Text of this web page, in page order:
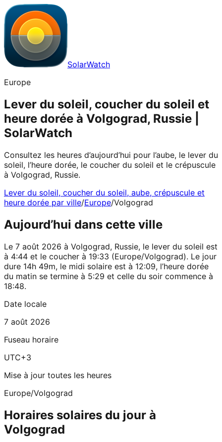
SolarWatch
Europe
Lever du soleil, coucher du soleil et
heure dorée à Volgograd, Russie |
SolarWatch
Consultez les heures d’aujourd’hui pour l’aube, le lever du
soleil, l’heure dorée, le coucher du soleil et le crépuscule
à Volgograd, Russie.
Lever du soleil, coucher du soleil, aube, crépuscule et
heure dorée par ville/Europe/Volgograd
Aujourd’hui dans cette ville
Le 7 août 2026 à Volgograd, Russie, le lever du soleil est
à 4:44 et le coucher à 19:33 (Europe/Volgograd). Le jour
dure 14h 49m, le midi solaire est à 12:09, l’heure dorée
du matin se termine à 5:29 et celle du soir commence à
18:48.
Date locale
7 août 2026
Fuseau horaire
UTC+3
Mise à jour toutes les heures
Europe/Volgograd
Horaires solaires du jour à
Volgograd